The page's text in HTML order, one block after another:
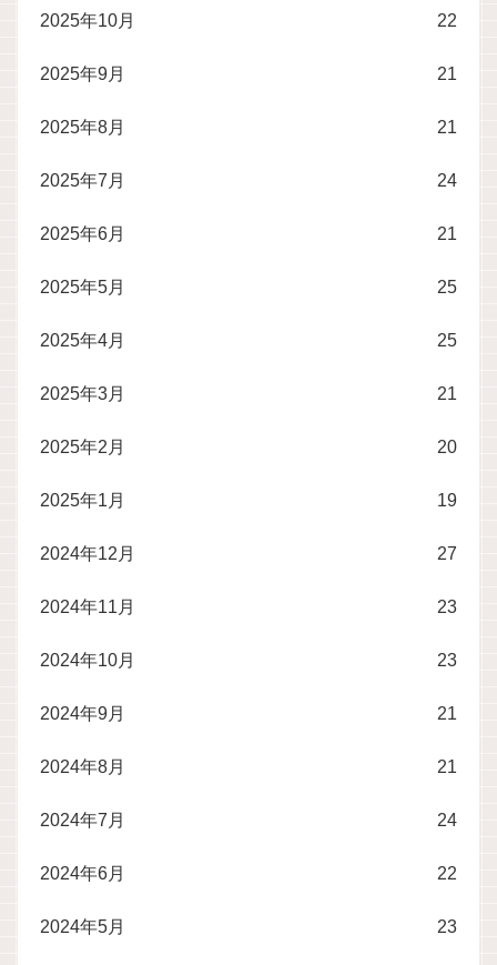
2025年10月 22
2025年9月 21
2025年8月 21
2025年7月 24
2025年6月 21
2025年5月 25
2025年4月 25
2025年3月 21
2025年2月 20
2025年1月 19
2024年12月 27
2024年11月 23
2024年10月 23
2024年9月 21
2024年8月 21
2024年7月 24
2024年6月 22
2024年5月 23